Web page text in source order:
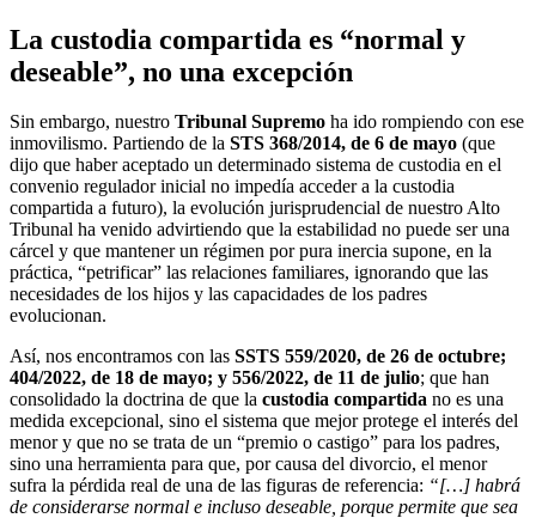
La custodia compartida es “normal y
deseable”, no una excepción
Sin embargo, nuestro Tribunal Supremo ha ido rompiendo con ese
inmovilismo. Partiendo de la STS 368/2014, de 6 de mayo (que
dijo que haber aceptado un determinado sistema de custodia en el
convenio regulador inicial no impedía acceder a la custodia
compartida a futuro), la evolución jurisprudencial de nuestro Alto
Tribunal ha venido advirtiendo que la estabilidad no puede ser una
cárcel y que mantener un régimen por pura inercia supone, en la
práctica, “petrificar” las relaciones familiares, ignorando que las
necesidades de los hijos y las capacidades de los padres
evolucionan.
Así, nos encontramos con las SSTS 559/2020, de 26 de octubre;
404/2022, de 18 de mayo; y 556/2022, de 11 de julio; que han
consolidado la doctrina de que la custodia compartida no es una
medida excepcional, sino el sistema que mejor protege el interés del
menor y que no se trata de un “premio o castigo” para los padres,
sino una herramienta para que, por causa del divorcio, el menor
sufra la pérdida real de una de las figuras de referencia: “[…] habrá
de considerarse normal e incluso deseable, porque permite que sea